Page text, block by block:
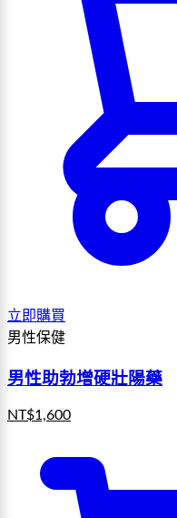
立即購買
男性保健
男性助勃增硬壯陽藥
NT$1,600